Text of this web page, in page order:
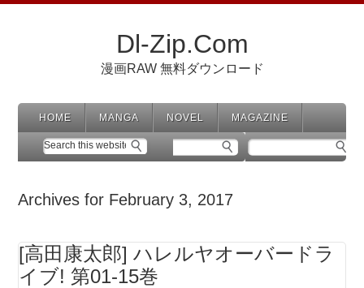
Dl-Zip.Com
漫画RAW 無料ダウンロード
HOME MANGA NOVEL MAGAZINE
Archives for February 3, 2017
[高田康太郎] ハレルヤオーバードラ
イブ! 第01-15巻